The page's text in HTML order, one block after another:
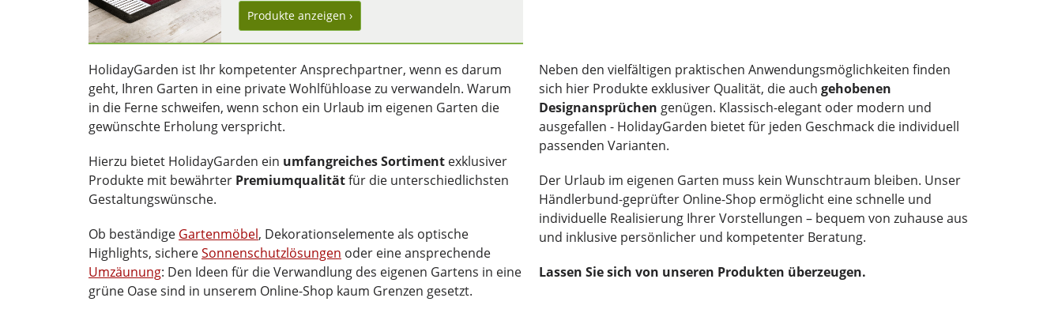
Produkte anzeigen ›
HolidayGarden ist Ihr kompetenter Ansprechpartner, wenn es darum
geht, Ihren Garten in eine private Wohlfühloase zu verwandeln. Warum
in die Ferne schweifen, wenn schon ein Urlaub im eigenen Garten die
gewünschte Erholung verspricht.
Hierzu bietet HolidayGarden ein umfangreiches Sortiment exklusiver
Produkte mit bewährter Premiumqualitätfür die unterschiedlichsten
Gestaltungswünsche.
Ob beständige Gartenmöbel, Dekorationselemente als optische
Highlights, sichereSonnenschutzlösungen oder eine ansprechende
Umzäunung: Den Ideen für die Verwandlung des eigenen Gartens in eine
grüne Oase sind in unserem Online-Shop kaum Grenzen gesetzt.
Neben den vielfältigen praktischen Anwendungsmöglichkeiten finden
sich hier Produkte exklusiver Qualität, die auch gehobenen
Designansprüchen genügen. Klassisch-elegant oder modern und
ausgefallen - HolidayGarden bietet für jeden Geschmack die individuell
passenden Varianten.
Der Urlaub im eigenen Garten muss kein Wunschtraum bleiben. Unser
Händlerbund-geprüfter Online-Shop ermöglicht eine schnelle und
individuelle Realisierung Ihrer Vorstellungen – bequem von zuhause aus
und inklusive persönlicher und kompetenter Beratung.
Lassen Sie sich von unseren Produkten überzeugen.